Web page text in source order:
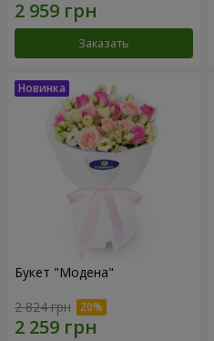
Заказать
Букет "Модена"
2 824 грн